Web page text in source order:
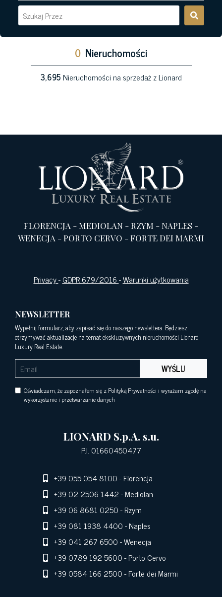
0 Nieruchomości
3,695Nieruchomości na sprzedaż z Lionard
FLORENCJA -MEDIOLAN -RZYM -NAPLES -
WENECJA -PORTO CERVO -FORTE DEI MARMI
Privacy-GDPR 679/2016-Warunki użytkowania
NEWSLETTER
Wypełnij formularz, aby zapisać się do naszego newslettera. Będziesz
otrzymywać aktualizacje na temat ekskluzywnych nieruchomości Lionard
Luxury Real Estate.
WYŚLIJ
Oświadczam, że zapoznałem się z Polityką Prywatności i wyrażam zgodę na
wykorzystanie i przetwarzanie danych
LIONARD S.p.A. s.u.
P.I. 01660450477
+39 055 054 8100- Florencja
+39 02 2506 1442- Mediolan
+39 06 8681 0250- Rzym
+39 081 1938 4400- Naples
+39 041 267 6500- Wenecja
+39 0789 192 5600- Porto Cervo
+39 0584 166 2500- Forte dei Marmi